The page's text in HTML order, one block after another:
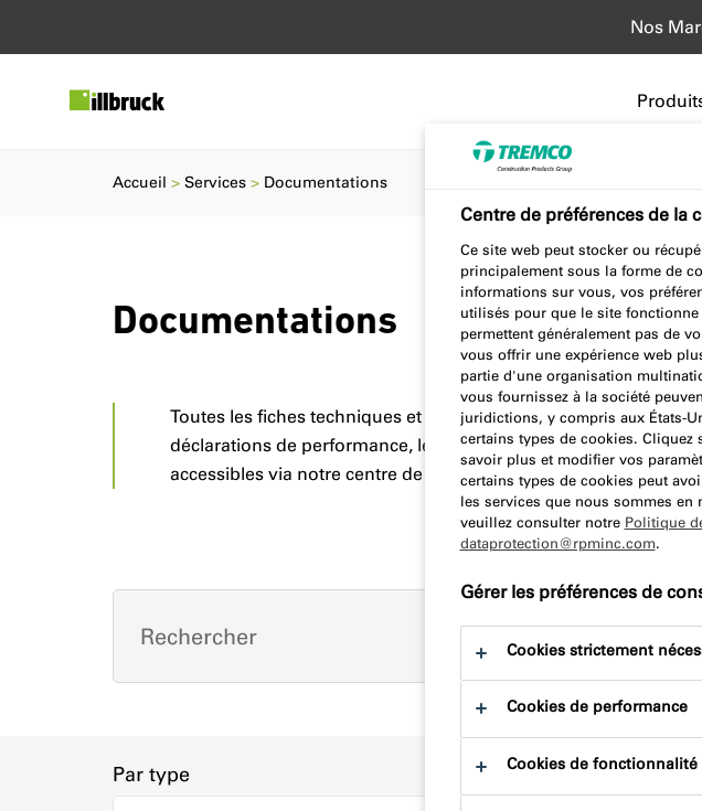
Nos
Documentations
Toutes les fiches techniques et de données de sécurité, les
déclarations de performance, les certificats et plus encore sont
accessibles via notre centre de téléchargement.
Accueil Services Documentations
Par type
Centre de préférences de la
Ce site web peut stocker ou
principalement sous la forme de
informations sur vous, vos
utilisés pour que le site
permettent généralement pas de
vous offrir une expérience web
partie d'une organisation
vous fournissez à la société
juridictions, y compris aux États-
certains types de cookies.
savoir plus et modifier vos
certains types de cookies peut
les services que nous sommes
veuillez consulter notre Politique
dataprotection@rpminc.com.
Gérer les préférences de
Cookies strictement
Cookies de performance
Cookies de fonctionnalité